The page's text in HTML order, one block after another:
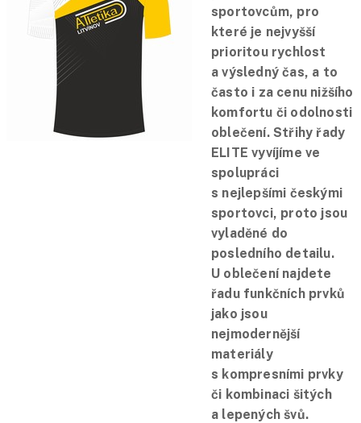
sportovcům, pro
které je nejvyšší
prioritou rychlost
a výsledný čas, a to
často i za cenu nižšího
komfortu či odolnosti
oblečení. Střihy řady
ELITE vyvíjíme ve
spolupráci
s nejlepšími českými
sportovci, proto jsou
vyladěné do
posledního detailu.
U oblečení najdete
řadu funkčních prvků
jako jsou
nejmodernější
materiály
s kompresními prvky
či kombinaci šitých
a lepených švů.